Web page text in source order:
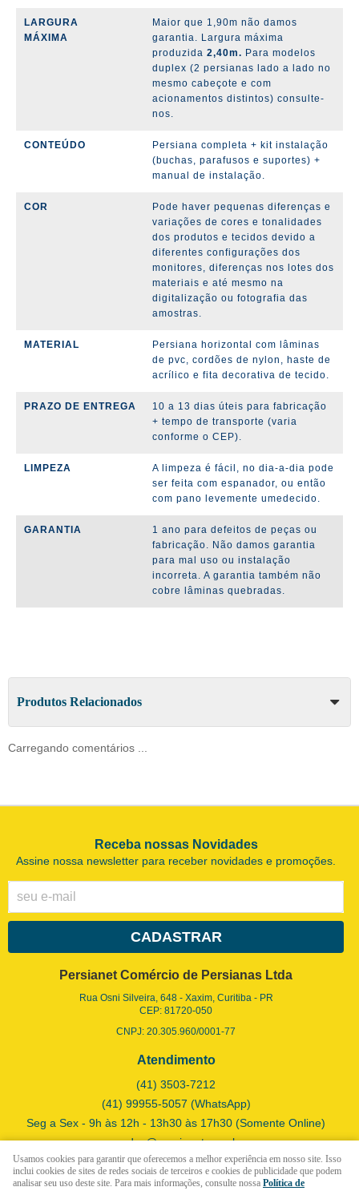
LARGURA
MÁXIMA
Maior que 1,90m não damos
garantia. Largura máxima
produzida 2,40m. Para modelos
duplex (2 persianas lado a lado no
mesmo cabeçote e com
acionamentos distintos) consulte-
nos.
CONTEÚDO
Persiana completa + kit instalação
(buchas, parafusos e suportes) +
manual de instalação.
COR
Pode haver pequenas diferenças e
variações de cores e tonalidades
dos produtos e tecidos devido a
diferentes configurações dos
monitores, diferenças nos lotes dos
materiais e até mesmo na
digitalização ou fotografia das
amostras.
MATERIAL
Persiana horizontal com lâminas
de pvc, cordões de nylon, haste de
acrílico e fita decorativa de tecido.
PRAZO DE ENTREGA
10 a 13 dias úteis para fabricação
+ tempo de transporte (varia
conforme o CEP).
LIMPEZA
A limpeza é fácil, no dia-a-dia pode
ser feita com espanador, ou então
com pano levemente umedecido.
GARANTIA
1 ano para defeitos de peças ou
fabricação. Não damos garantia
para mal uso ou instalação
incorreta. A garantia também não
cobre lâminas quebradas.
Produtos Relacionados
Carregando comentários ...
Receba nossas Novidades
Assine nossa newsletter para receber novidades e promoções.
CADASTRAR
Persianet Comércio de Persianas Ltda
Rua Osni Silveira, 648- Xaxim, Curitiba - PR
CEP: 81720-050
CNPJ: 20.305.960/0001-77
Atendimento
(41) 3503-7212
(41) 99955-5057 (WhatsApp)
Seg a Sex - 9h às 12h - 13h30 às 17h30 (Somente Online)
vendas@persianet.com.br
LOJA VIRTUAL CRIADA POR
Usamos cookies para garantir que oferecemos a melhor experiência em nosso site. Isso
inclui cookies de sites de redes sociais de terceiros e cookies de publicidade que podem
analisar seu uso deste site. Para mais informações, consulte nossa Política de